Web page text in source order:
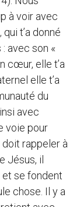
à voir avec
t’a donné
avec son «
cœur, elle t’a
elle t’a
du
avec
voie pour
rappeler à
Jésus, il
se fondent
chose. Il y a